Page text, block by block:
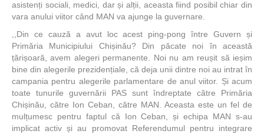
asistenți sociali, medici, dar și alții, aceasta fiind posibil chiar din
vara anului viitor când MAN va ajunge la guvernare.
,,Din ce cauză a avut loc acest ping-pong între Guvern și
Primăria Municipiului Chișinău? Din păcate noi în această
țărișoară, avem alegeri permanente. Noi nu am reușit să ieșim
bine din alegerile prezidențiale, că deja unii dintre noi au intrat în
campania pentru alegerile parlamentare de anul viitor. Și acum
toate tunurile guvernării PAS sunt îndreptate către Primăria
Chișinău, către Ion Ceban, către MAN. Aceasta este un fel de
mulțumesc pentru faptul că Ion Ceban, și echipa MAN s-au
implicat activ și au promovat Referendumul pentru integrare